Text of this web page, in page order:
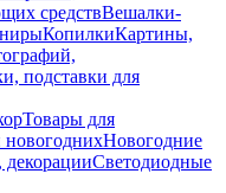
средствВешалки-
КопилкиКартины,
подставки для
Товары для
новогоднихНовогодние
Светодиодные